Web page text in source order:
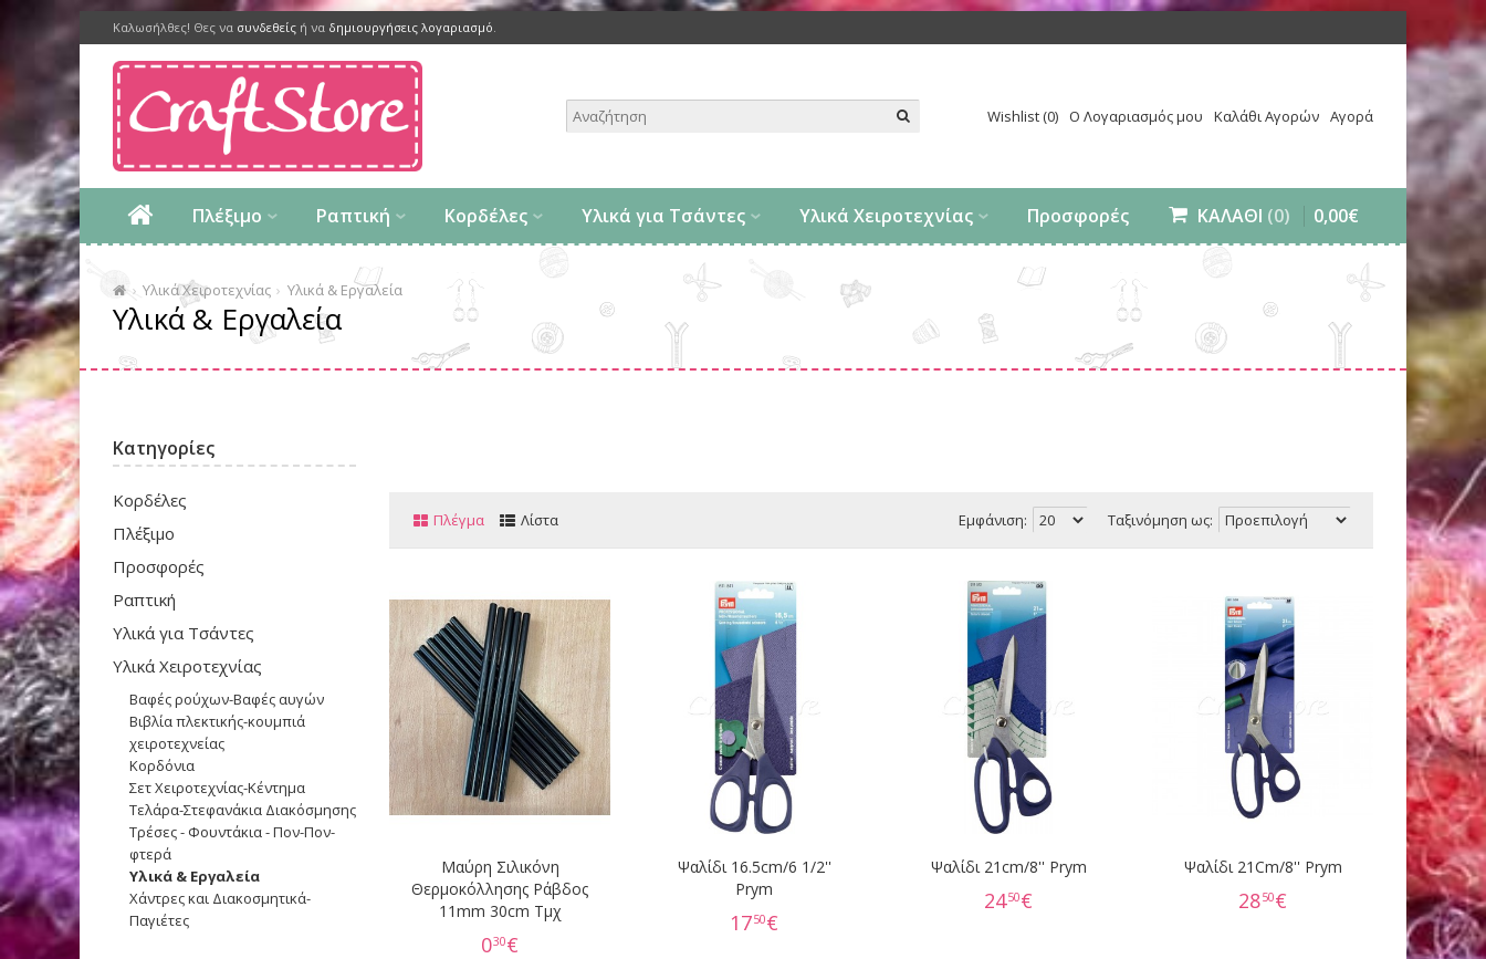
Καλωσήλθες! Θες να συνδεθείς ή να δημιουργήσεις λογαριασμό.
Wishlist (0) Ο Λογαριασμός μου Καλάθι Αγορών Αγορά
Πλέξιμο Ραπτική Κορδέλες Υλικά για Τσάντες Υλικά Χειροτεχνίας Προσφορές ΚΑΛΑΘΙ (0) 0,00€
Υλικά Χειροτεχνίας Υλικά & Εργαλεία
Υλικά & Εργαλεία
Πλέγμα Λίστα Εμφάνιση: Ταξινόμηση ως:
Μαύρη Σιλικόνη
Θερμοκόλλησης Ράβδος
11mm 30cm Τμχ
030€
Ψαλίδι 16.5cm/6 1/2''
Prym
1750€
Ψαλίδι 21cm/8'' Prym
2450€
Ψαλίδι 21Cm/8'' Prym
2850€
Κατηγορίες
Κορδέλες
Πλέξιμο
Προσφορές
Ραπτική
Υλικά για Τσάντες
Υλικά Χειροτεχνίας
Βαφές ρο΄υχων-Βαφές αυγών
Βιβλία πλεκτικής-κουμπιά
χειροτεχνείας
Κορδόνια
Σετ Χειροτεχνίας-Κέντημα
Τελάρα-Στεφανάκια Διακόσμησης
Τρέσες - Φουντάκια - Πον-Πον-
φτερά
Υλικά & Εργαλεία
Χάντρες και Διακοσμητικά-
Παγιέτες